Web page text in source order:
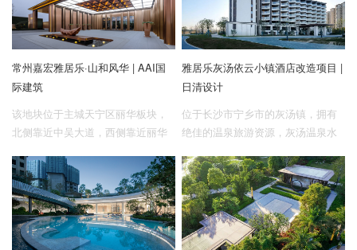
式的度假空间和可运营的社区空
间。
自然友好型现代社区，营造了沉浸
式的度假空间和可运营的社区空
间。
常州嘉宏雅居乐·山和风华 | AAI国
际建筑
该地块位于主城天宁区丽华板块，
北侧靠近中吴大道，西侧靠近丽华
便的同时安静,减少对项目的干扰，
大隐隐于市；周边配套成熟，紧邻
六十米宽的采菱河，二十一米河，
北面紧邻12.5万平方米的蔷薇公
园，不仅有丰富生态水系，更有蔷
雅居乐灰汤依云小镇酒店改造项目 |
日清设计
位于长沙市宁乡市的灰汤镇，拥有
绝佳的温泉旅游资源，灰汤温泉水
水”、“圣泉”、“国汤”的美誉。本次的
项目任务就是对位于灰汤镇紫龙湖
沿岸的一栋温泉酒店进行立面改
造。